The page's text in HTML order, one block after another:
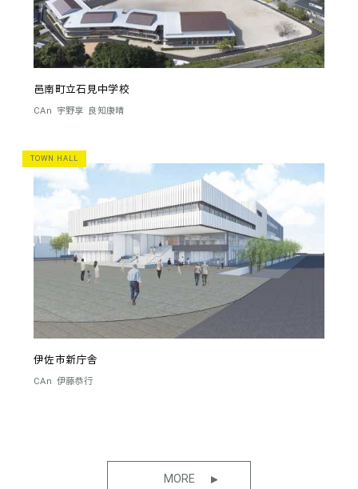
邑南町立石見中学校
CAn 宇野享 良知康晴
TOWN HALL
伊佐市新庁舎
CAn 伊藤恭行
MORE